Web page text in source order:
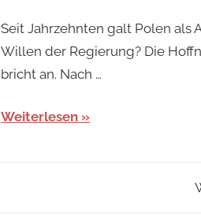
Seit Jahrzehnten galt Polen als
Willen der Regierung? Die
bricht an. Nach …
Weiterlesen